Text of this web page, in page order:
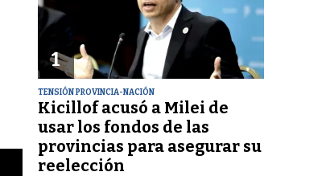
1
TENSIÓN PROVINCIA-NACIÓN
Kicillof acusó a Milei de
usar los fondos de las
provincias para asegurar su
reelección